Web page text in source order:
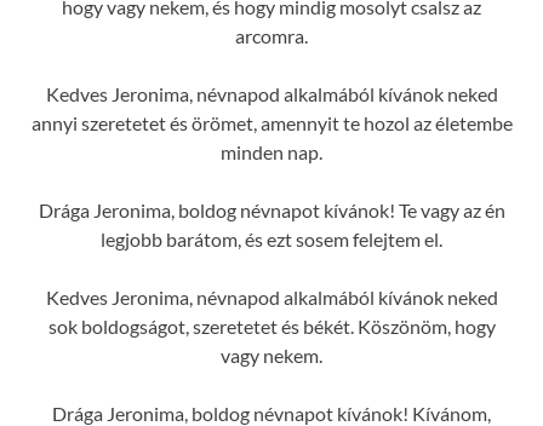
hogy vagy nekem, és hogy mindig mosolyt csalsz az
arcomra.
Kedves Jeronima, névnapod alkalmából kívánok neked
annyi szeretetet és örömet, amennyit te hozol az életembe
minden nap.
Drága Jeronima, boldog névnapot kívánok! Te vagy az én
legjobb barátom, és ezt sosem felejtem el.
Kedves Jeronima, névnapod alkalmából kívánok neked
sok boldogságot, szeretetet és békét. Köszönöm, hogy
vagy nekem.
Drága Jeronima, boldog névnapot kívánok! Kívánom,